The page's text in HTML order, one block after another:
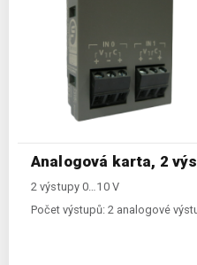
Analogová karta, 2
2 výstupy 0…10 V
Počet výstupů: 2 analogové